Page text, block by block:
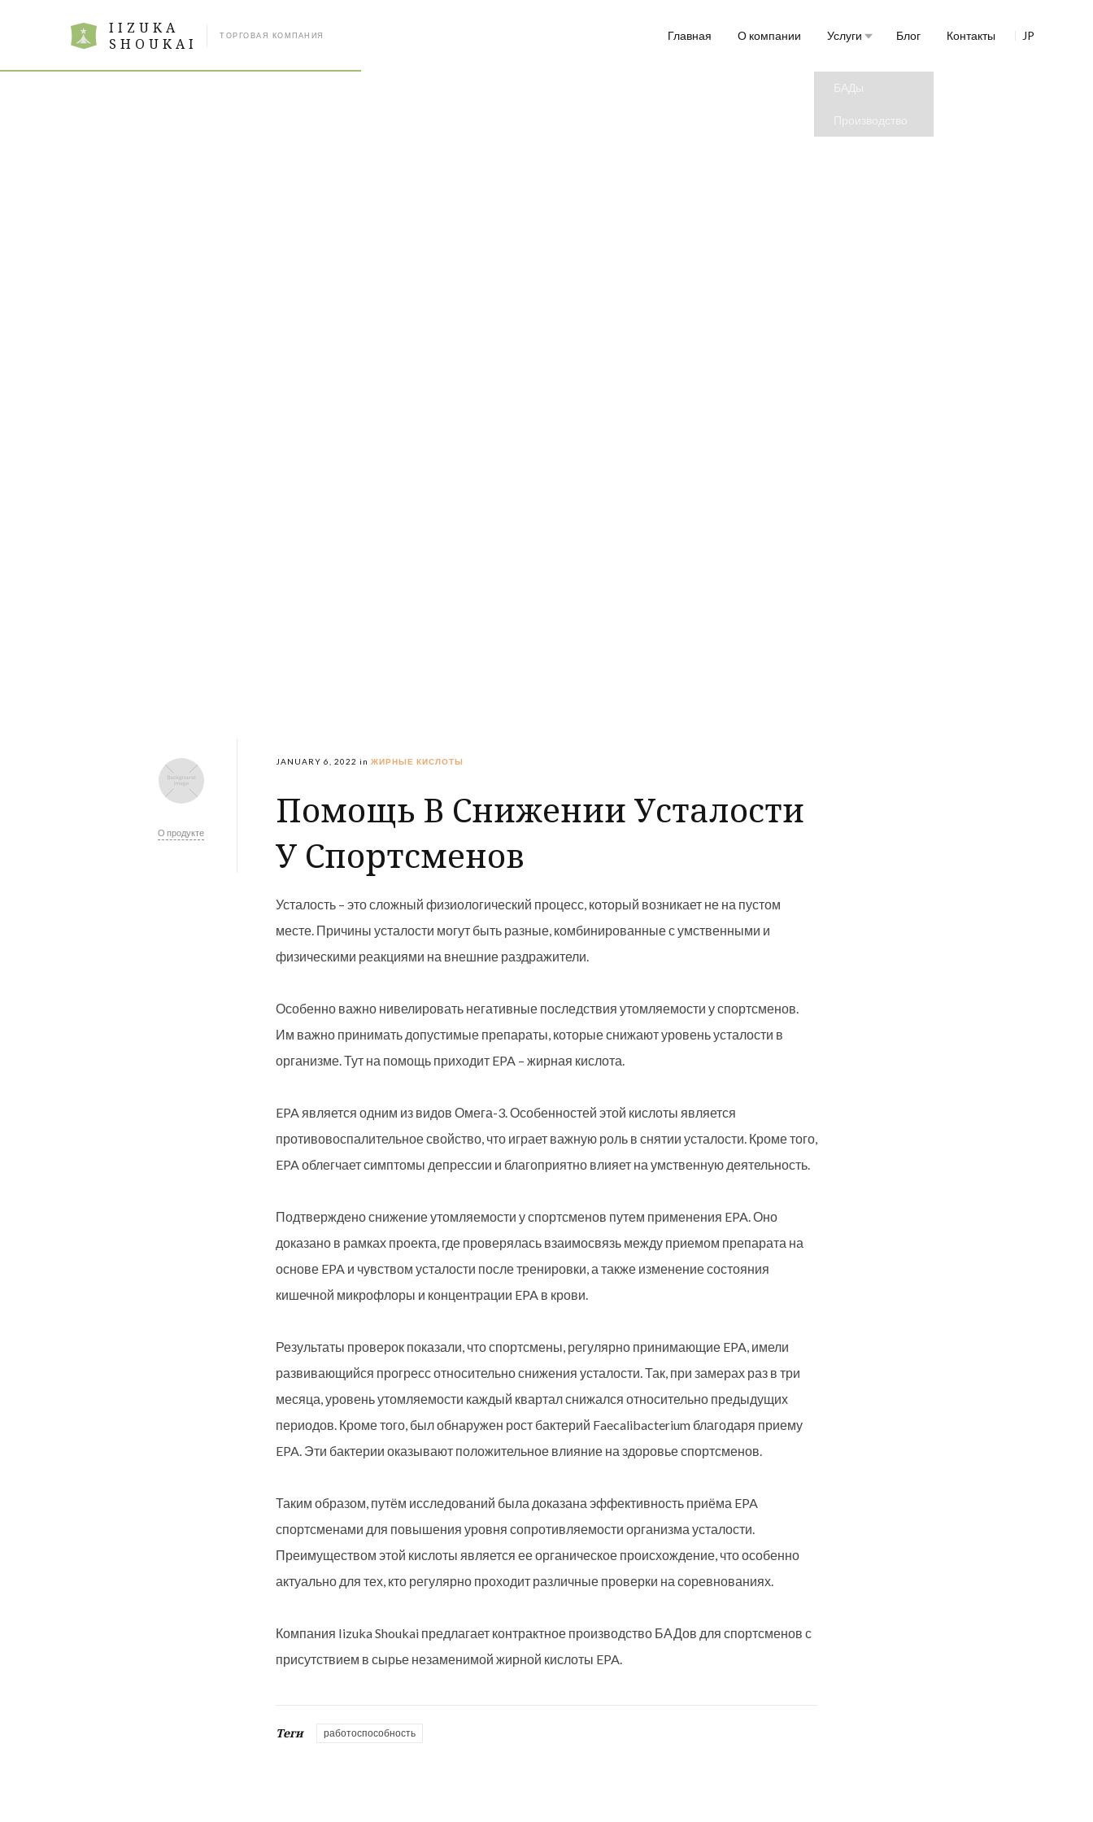
IIZUKA
SHOUKAI
ТОРГОВАЯ КОМПАНИЯ Главная О компании Услуги
БАДы
Производство
Блог Контакты JP
О продукте
JANUARY 6, 2022 in ЖИРНЫЕ КИСЛОТЫ
Помощь В Снижении Усталости
У Спортсменов
Усталость – это сложный физиологический процесс, который возникает не на пустом
месте. Причины усталости могут быть разные, комбинированные с умственными и
физическими реакциями на внешние раздражители.
Особенно важно нивелировать негативные последствия утомляемости у спортсменов.
Им важно принимать допустимые препараты, которые снижают уровень усталости в
организме. Тут на помощь приходит EPA – жирная кислота.
EPA является одним из видов Омега-3. Особенностей этой кислоты является
противовоспалительное свойство, что играет важную роль в снятии усталости. Кроме того,
EPA облегчает симптомы депрессии и благоприятно влияет на умственную деятельность.
Подтверждено снижение утомляемости у спортсменов путем применения EPA. Оно
доказано в рамках проекта, где проверялась взаимосвязь между приемом препарата на
основе EPA и чувством усталости после тренировки, а также изменение состояния
кишечной микрофлоры и концентрации EPA в крови.
Результаты проверок показали, что спортсмены, регулярно принимающие EPA, имели
развивающийся прогресс относительно снижения усталости. Так, при замерах раз в три
месяца, уровень утомляемости каждый квартал снижался относительно предыдущих
периодов. Кроме того, был обнаружен рост бактерий Faecalibacterium благодаря приему
EPA. Эти бактерии оказывают положительное влияние на здоровье спортсменов.
Таким образом, путём исследований была доказана эффективность приёма EPA
спортсменами для повышения уровня сопротивляемости организма усталости.
Преимуществом этой кислоты является ее органическое происхождение, что особенно
актуально для тех, кто регулярно проходит различные проверки на соревнованиях.
Компания Iizuka Shoukai предлагает контрактное производство БАДов для спортсменов с
присутствием в сырье незаменимой жирной кислоты EPA.
Теги работоспособность